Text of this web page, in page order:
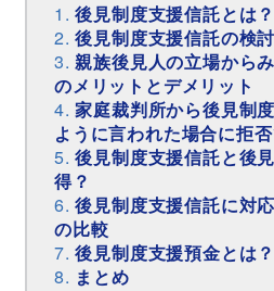
後見制度支援信託とは？
後見制度支援信託の検
親族後見人の立場から
のメリットとデメリット
家庭裁判所から後見制
ように言われた場合に拒
後見制度支援信託と後
得？
後見制度支援信託に対
の比較
後見制度支援預金とは？
まとめ